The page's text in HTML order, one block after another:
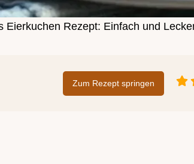
Eierkuchen Rezept: Einfach und
Zum Rezept springen